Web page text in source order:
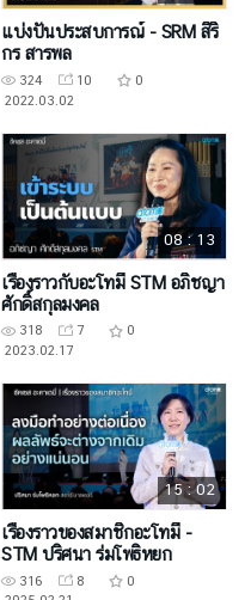
แบ่งปันประสบการณ์ - SRM สิริ
กร สารพล
324 10
0
2022.03.02
08 : 13
เรื่องราวกับอะโทมี่ STM อภิชญา
ศักดิ์สกุลมงคล
318 7
0
2023.02.17
15 : 02
เรื่องราวของสมาชิกอะโทมี่ -
STM ปริศนา ร่มโพธิหยก
316 8
0